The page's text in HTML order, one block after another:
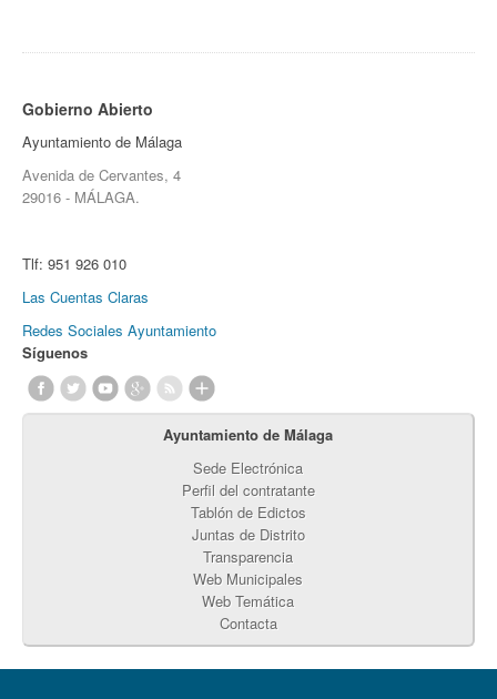
Gobierno Abierto
Ayuntamiento de Málaga
Avenida de Cervantes, 4
29016 - MÁLAGA.
Tlf: 951 926 010
Las Cuentas Claras
Redes Sociales Ayuntamiento
Síguenos
Ayuntamiento de Málaga
Sede Electrónica
Perfil del contratante
Tablón de Edictos
Juntas de Distrito
Transparencia
Web Municipales
Web Temática
Contacta